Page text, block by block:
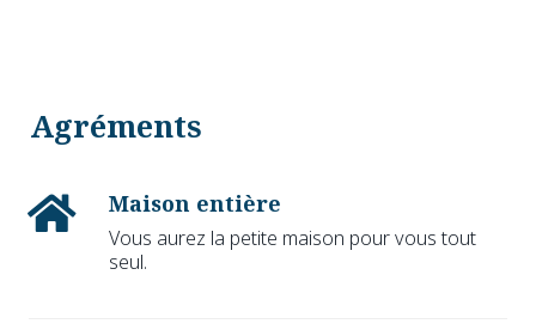
Agréments
Maison entière
Vous aurez la petite maison pour vous tout
seul.